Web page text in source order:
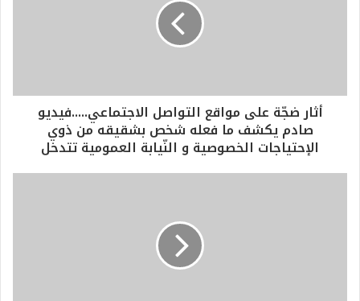
أثار ضجّة على مواقع التواصل الاجتماعي.....فيديو
صادم يكشف ما فعله شخص بشقيقه من ذوي
الإحتياجات الخصوصية و النّيابة العمومية تتدخل